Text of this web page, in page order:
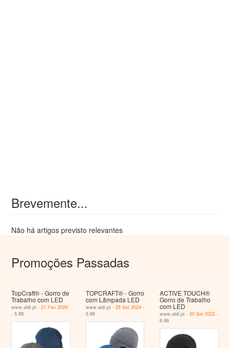
Brevemente...
Não há artigos previsto relevantes
Promoções Passadas
TopCraft® - Gorro de
Trabalho com LED
www.aldi.pt -21 Fev 2026
- 5.99
TOPCRAFT® - Gorro
com Lâmpada LED
www.aldi.pt - 28 Set 2024-
5.99
ACTIVE TOUCH®
Gorro de Trabalho
com LED
www.aldi.pt -30 Set 2022 -
6.99